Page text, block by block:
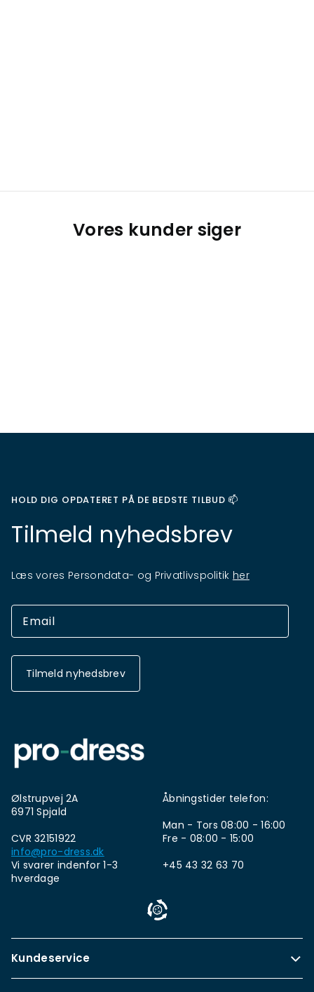
Vores kunder siger
HOLD DIG OPDATERET PÅ DE BEDSTE TILBUD 📫
Tilmeld nyhedsbrev
Læs vores Persondata- og Privatlivspolitik her
Tilmeld nyhedsbrev
Ølstrupvej 2A
6971 Spjald
CVR 32151922
info@pro-dress.dk
Vi svarer indenfor 1-3
hverdage
Åbningstider telefon:
Man - Tors 08:00 - 16:00
Fre - 08:00 - 15:00
+45 43 32 63 70
Kundeservice